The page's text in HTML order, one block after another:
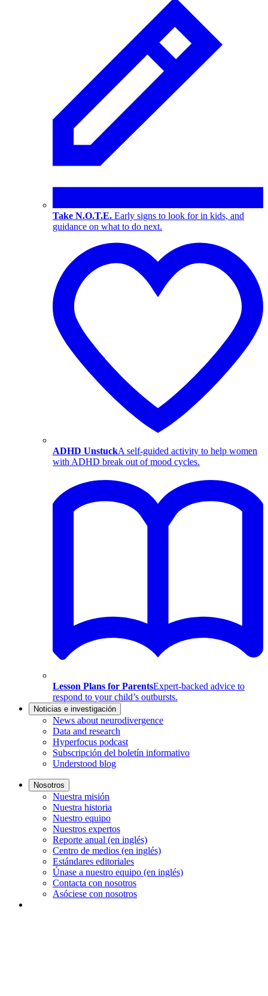
Take N.O.T.E. Early signs to look for in kids, and
guidance on what to do next.
ADHD UnstuckA self-guided activity to help women
with ADHD break out of mood cycles.
Lesson Plans for ParentsExpert-backed advice to
respond to your child’s outbursts.
Noticias e investigación
News about neurodivergence
Data and research
Hyperfocus podcast
Subscripción del boletín informativo
Understood blog
Nosotros
Nuestra misión
Nuestra historia
Nuestro equipo
Nuestros expertos
Reporte anual (en inglés)
Centro de medios (en inglés)
Estándares editoriales
Únase a nuestro equipo (en inglés)
Contacta con nosotros
Asóciese con nosotros